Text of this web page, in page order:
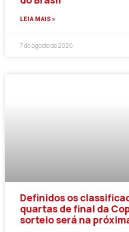
LEIA MAIS »
7 de agosto de 2026
Definidos os
quartas de final da
sorteio será na